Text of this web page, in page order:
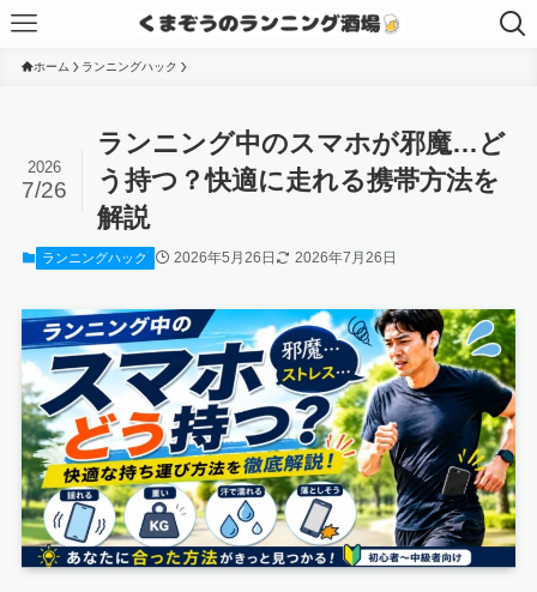
ホーム ランニングハック
ランニング中のスマホが邪魔…ど
う持つ？快適に走れる携帯方法を
解説
2026
7/26
ランニングハック 2026年5月26日 2026年7月26日